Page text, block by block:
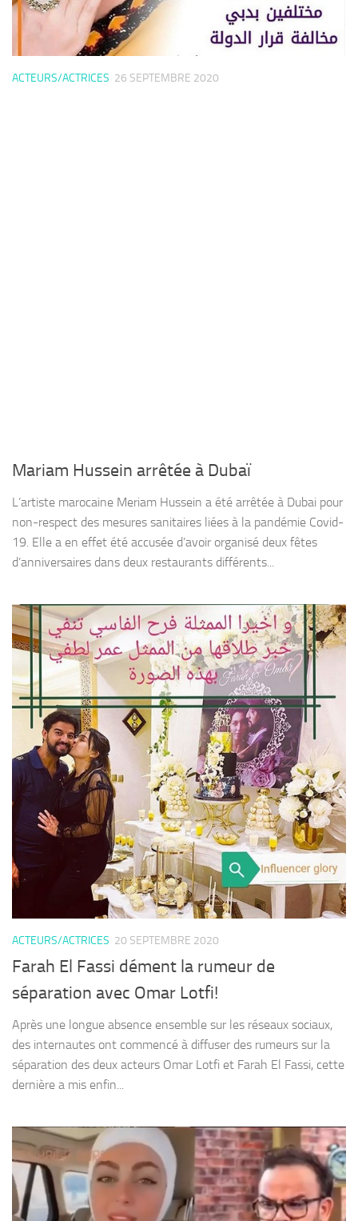
ACTEURS/ACTRICES 26 SEPTEMBRE 2020
Mariam Hussein arrêtée à Dubaï
L’artiste marocaine Meriam Hussein a été arrêtée à Dubai pour
non-respect des mesures sanitaires liées à la pandémie Covid-
19. Elle a en effet été accusée d’avoir organisé deux fêtes
d’anniversaires dans deux restaurants différents...
ACTEURS/ACTRICES 20 SEPTEMBRE 2020
Farah El Fassi dément la rumeur de
séparation avec Omar Lotfi!
Après une longue absence ensemble sur les réseaux sociaux,
des internautes ont commencé à diffuser des rumeurs sur la
séparation des deux acteurs Omar Lotfi et Farah El Fassi, cette
dernière a mis enfin...